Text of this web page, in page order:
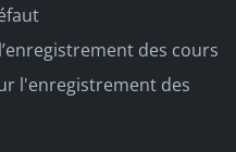
des cours
l'enregistrement des